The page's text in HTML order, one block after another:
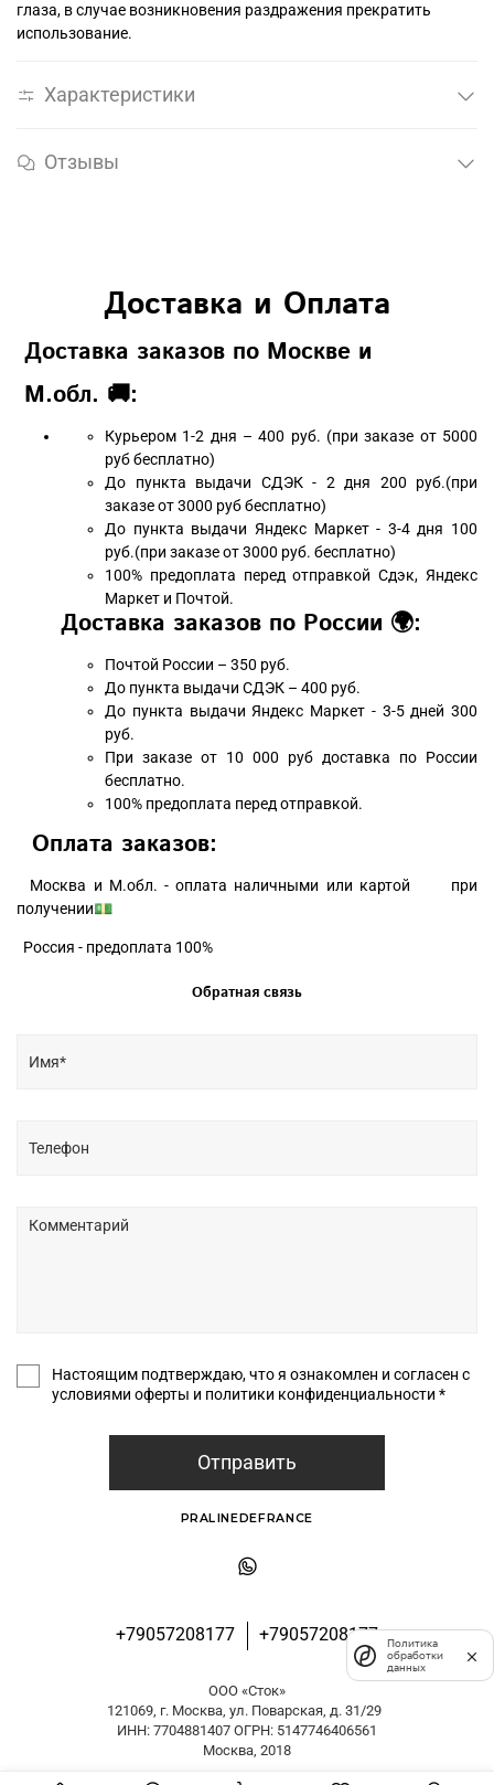
глаза, в случае возникновения раздражения прекратить
использование.
Характеристики
Отзывы
Доставка и Оплата
Доставка заказов по Москве и
М.обл. 🚚:
Курьером 1-2 дня – 400 руб. (при заказе от 5000
руб бесплатно)
До пункта выдачи СДЭК - 2 дня 200 руб.(при
заказе от 3000 руб бесплатно)
До пункта выдачи Яндекс Маркет - 3-4 дня 100
руб.(при заказе от 3000 руб. бесплатно)
100% предоплата перед отправкой Сдэк, Яндекс
Маркет и Почтой.
Доставка заказов по России 🌍:
Почтой России – 350 руб.
До пункта выдачи СДЭК – 400 руб.
До пункта выдачи Яндекс Маркет - 3-5 дней 300
руб.
При заказе от 10 000 руб доставка по России
бесплатно.
100% предоплата перед отправкой.
Оплата заказов:
Москва и М.обл. - оплата наличными или картой при
получении💵
Россия - предоплата 100%
Обратная связь
Настоящим подтверждаю, что я ознакомлен и согласен с
условиями оферты и политики конфиденциальности *
Отправить
+79057208177 +79057208177
PRALINEDEFRANCE
ООО «Сток»
121069, г. Москва, ул. Поварская, д. 31/29
ИНН: 7704881407 ОГРН: 5147746406561
Москва, 2018
Политика
обработки
данных